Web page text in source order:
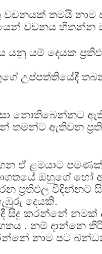
තමයි නාම
වචනය හිතන්න
යම් දෙයක
උප්පත්තියේදී
නොතිබෙන්නට
ඇතිවන
ඒ ළමයාට
ඔහුගේ හෝ
ප්‍රතිඵල විඳින්නට
දෙයකි.
සිදු කරන්නේ නමක්
. නම් දාන්නෙ
නාම පට